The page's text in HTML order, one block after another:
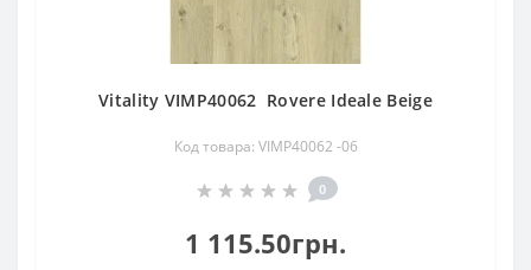
Vitality VIMP40062 Rovere Ideale Beige
Код товара: VIMP40062 -06
0
1 115.50грн.